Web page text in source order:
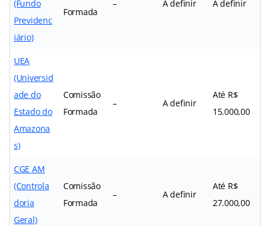
(Fundo
Previdenc
iário)
Formada
– A definir A definir
UEA
(Universid
ade do
Estado do
Amazona
s)
Comissão
Formada
– A definir
Até R$
15.000,00
CGE AM
(Controla
doria
Geral)
Comissão
Formada
– A definir
Até R$
27.000,00